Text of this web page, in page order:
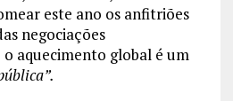
este ano os anfitriões
negociações
aquecimento global é um